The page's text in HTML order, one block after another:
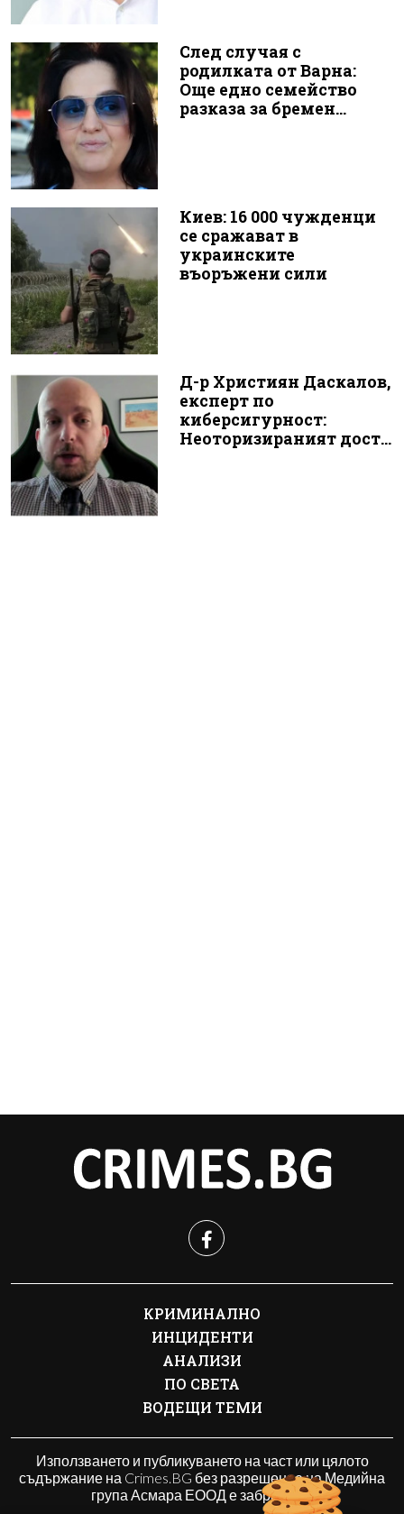
След случая с
родилката от Варна:
Още едно семейство
разказа за бремен...
Киев: 16 000 чужденци
се сражават в
украинските
въоръжени сили
Д-р Християн Даскалов,
експерт по
киберсигурност:
Неоторизираният дост...
КРИМИНАЛНО
ИНЦИДЕНТИ
АНАЛИЗИ
ПО СВЕТА
ВОДЕЩИ ТЕМИ
Използването и публикуването на част или цялото
съдържание на Crimes.BG без разрешение на Медийна
група Асмара ЕООД е забранено.